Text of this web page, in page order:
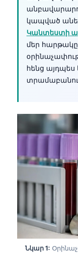
կապված
Կանտեստի
մեր հարթակը
հենց այդպես
Նկար 1: